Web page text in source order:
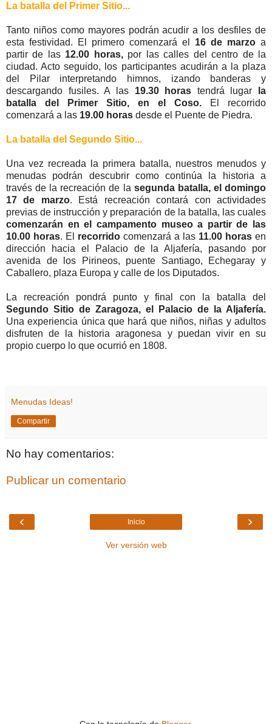
La batalla del Primer Sitio...
Tanto niños como mayores podrán acudir a los desfiles de
esta festividad. El primero comenzará el 16 de marzo a
partir de las12.00 horas,por las calles del centro de la
ciudad. Acto seguido, los participantes acudirán a la plaza
del Pilar interpretando himnos, izando banderas y
descargando fusiles. A las 19.30 horas tendrá lugar
la
batalla del Primer Sitio, en el Coso.
El recorrido
comenzará a las 19.00 horas desde el Puente de Piedra.
La batalla del Segundo Sitio...
Una vez recreada la primera batalla, nuestros menudos y
menudas podrán descubrir como continúa la historia a
través de la recreación de la segunda batalla, el domingo
17 de marzo. Está recreación contará con actividades
previas de instrucción y preparación de la batalla, las cuales
comenzarán en el campamento museo a partir de las
10.00 horas. El recorrido comenzará a las 11.00 horas en
dirección hacia el Palacio de la Aljafería, pasando por
avenida de los Pirineos, puente Santiago, Echegaray y
Caballero, plaza Europa y calle de los Diputados.
La recreación pondrá punto y final con la batalla del
Segundo Sitio de Zaragoza, el Palacio de la Aljafería.
Una experiencia única que hará que niños, niñas y adultos
disfruten de la historia aragonesa y puedan vivir en su
propio cuerpo lo que ocurrió en 1808.
Menudas Ideas!
Compartir
No hay comentarios:
Publicar un comentario
‹ ›
Inicio
Ver versión web